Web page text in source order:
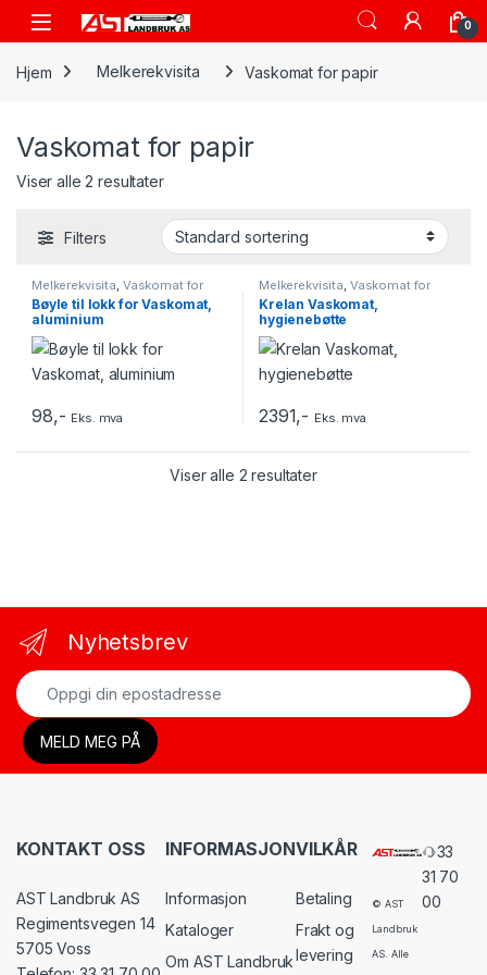
Skip to navigation
Skip to content
Open 0
Hjem Melkerekvisita Vaskomat for papir
Vaskomat for papir
Viser alle 2 resultater
Filters
Melkerekvisita Vaskomat for
papir
Bøyle til lokk for Vaskomat,
aluminium
98,- Eks. mva
Melkerekvisita Vaskomat for
papir
Krelan Vaskomat,
hygienebøtte
2391,- Eks. mva
Viser alle 2 resultater
Nyhetsbrev
KONTAKT OSS
AST Landbruk AS
Regimentsvegen 14
5705 Voss
INFORMASJON
Informasjon
Kataloger
Om AST Landbruk
VILKÅR
Betaling
Frakt og
levering
© AST
Landbruk
AS. Alle
33
31 70
00